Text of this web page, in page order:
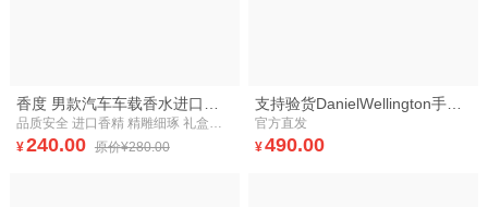
香度 男款汽车车载香水进口无火香薰精油套装熏香氛香熏精油
品质安全 进口香精 精雕细琢 礼盒包装
¥240.00 原价¥280.00
支持验货DanielWellington手镯 饰品简约 新款欧美百搭DW男女士手镯
官方直发
¥490.00